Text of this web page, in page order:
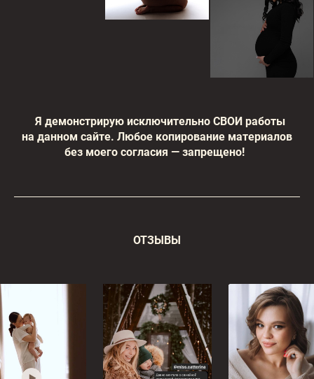
Я демонстрирую исключительно СВОИ работы
на данном сайте. Любое копирование материалов
без моего согласия — запрещено!
ОТЗЫВЫ